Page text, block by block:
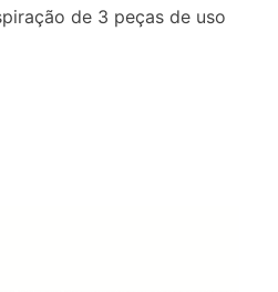
de 3 peças de uso